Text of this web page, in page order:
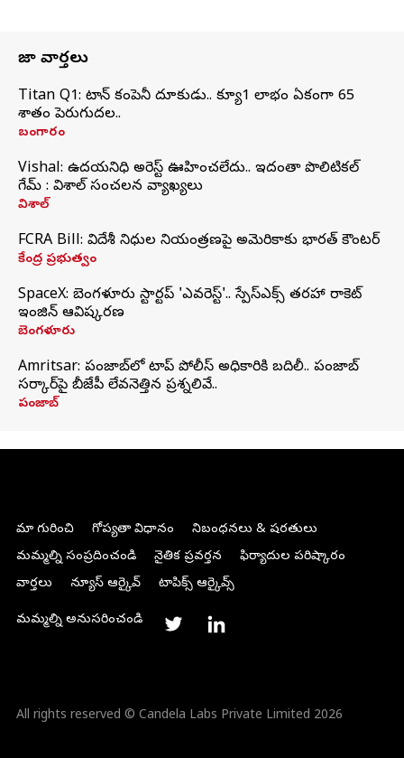
తాజా వార్తలు
Titan Q1: టైటాన్ కంపెనీ దూకుడు.. క్యూ1 లాభం ఏకంగా 65
శాతం పెరుగుదల..
బంగారం
Vishal: ఉదయనిధి అరెస్ట్‌ ఊహించలేదు.. ఇదంతా పొలిటికల్
గేమ్ : విశాల్ సంచలన వ్యాఖ్యలు
విశాల్
FCRA Bill: విదేశీ నిధుల నియంత్రణపై అమెరికాకు భారత్‌ కౌంటర్
కేంద్ర ప్రభుత్వం
SpaceX: బెంగళూరు స్టార్టప్‌ 'ఎవరెస్ట్'.. స్పేస్‌ఎక్స్ తరహా రాకెట్‌
ఇంజిన్‌ ఆవిష్కరణ
బెంగళూరు
Amritsar: పంజాబ్‌లో టాప్ పోలీస్ అధికారికి బదిలీ.. పంజాబ్
సర్కార్‌పై బీజేపీ లేవనెత్తిన ప్రశ్నలివే..
పంజాబ్
మా గురించి గోప్యతా విధానం
నిబంధనలు & షరతులు
మమ్మల్ని సంప్రదించండి
నైతిక ప్రవర్తన
ఫిర్యాదుల పరిష్కారం
వార్తలు
న్యూస్ ఆర్కైవ్ టాపిక్స్ ఆర్కైవ్స్
మమ్మల్ని అనుసరించండి
All rights reserved © Candela Labs Private Limited 2026